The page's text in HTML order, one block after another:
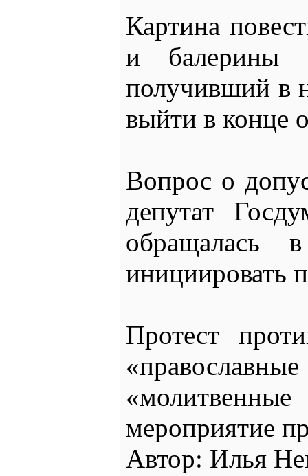
Картина
и балерины
получивший в
выйти в конце
Вопрос о
депутат
обращалась
инициировать
Протест
мероприятие
Автор: Илья